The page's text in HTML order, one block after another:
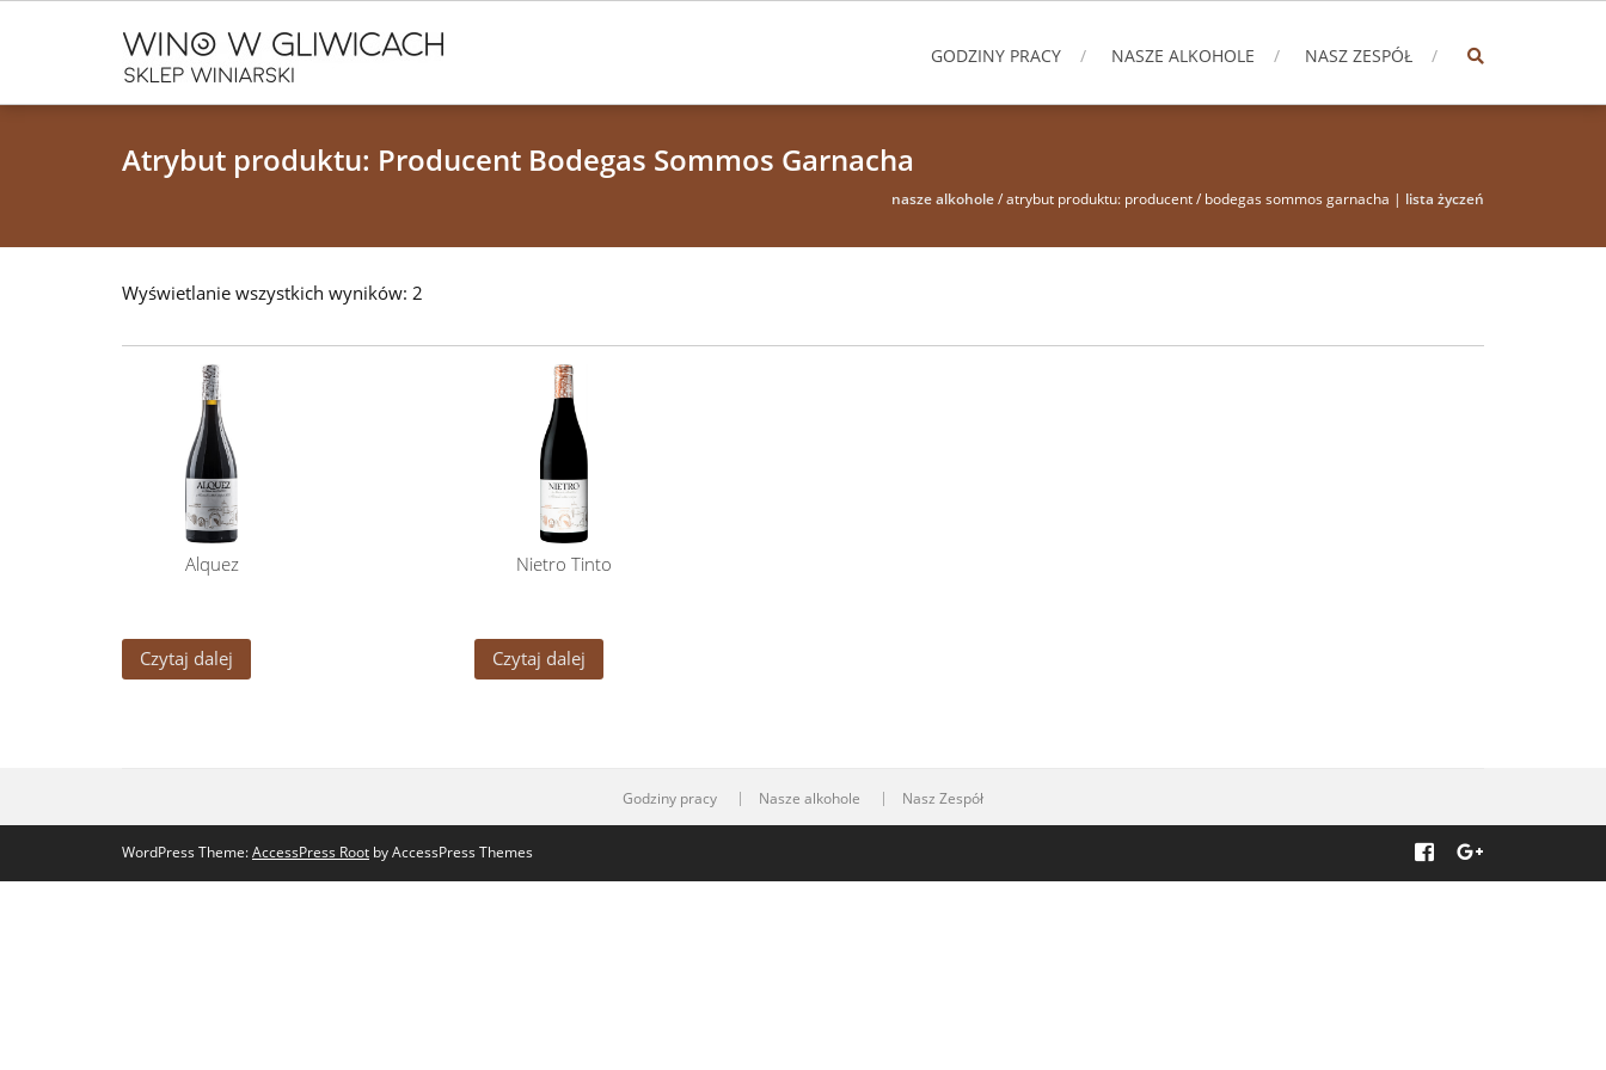
GODZINY PRACY NASZE ALKOHOLE NASZ ZESPÓŁ
Atrybut produktu: Producent Bodegas Sommos Garnacha
nasze alkohole/ atrybut produktu: producent / bodegas sommos garnacha | lista życzeń
Wyświetlanie wszystkich wyników: 2
Alquez
Czytaj dalej
Nietro Tinto
Czytaj dalej
Godziny pracy Nasze alkohole Nasz Zespół
WordPress Theme:AccessPress Root by AccessPress Themes